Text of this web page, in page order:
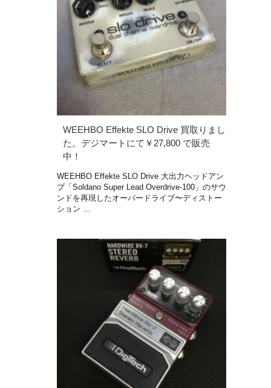
WEEHBO Effekte SLO Drive 買取りまし
た。デジマートにて￥27,800 で販売
中！
WEEHBO Effekte SLO Drive 大出力ヘッドアン
プ「Soldano Super Lead Overdrive-100」のサウ
ンドを再現したオーバードライブ〜ディストー
ション …